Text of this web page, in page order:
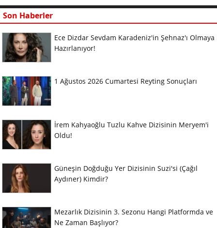
Son Haberler
Ece Dizdar Sevdam Karadeniz'in Şehnaz'ı Olmaya
Hazırlanıyor!
1 Ağustos 2026 Cumartesi Reyting Sonuçları
İrem Kahyaoğlu Tuzlu Kahve Dizisinin Meryem'i
Oldu!
Güneşin Doğduğu Yer Dizisinin Suzi'si (Çağıl
Aydıner) Kimdir?
Mezarlık Dizisinin 3. Sezonu Hangi Platformda ve
Ne Zaman Başlıyor?